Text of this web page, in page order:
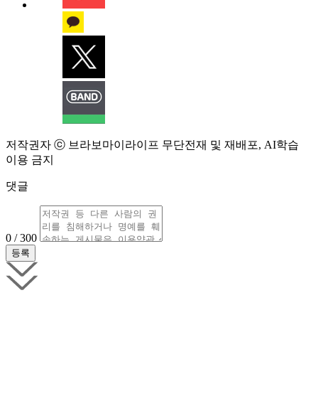
저작권자 ⓒ 브라보마이라이프 무단전재 및 재배포, AI학습
이용 금지
댓글
0 / 300